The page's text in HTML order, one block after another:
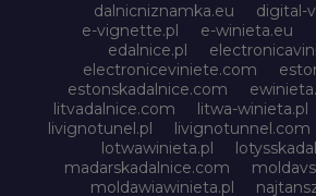
dalnicniznamka.eu
digital-
e-vignette.pl
e-winieta.eu
edalnice.pl
electroniceviniete.com
estonskadalnice.com
litvadalnice.com
litwa-winieta.pl
livignotunel.pl
livignotunnel.com
lotwawinieta.pl
madarskadalnice.com
moldawiawinieta.pl